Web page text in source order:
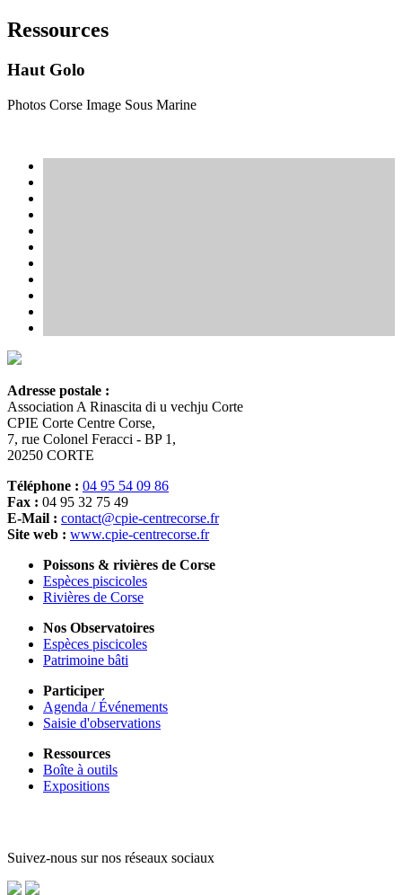
Ressources
Haut Golo
Photos Corse Image Sous Marine
Adresse postale :
Association A Rinascita di u vechju Corte
CPIE Corte Centre Corse,
7, rue Colonel Feracci - BP 1,
20250 CORTE
Téléphone : 04 95 54 09 86
Fax : 04 95 32 75 49
E-Mail : contact@cpie-centrecorse.fr
Site web : www.cpie-centrecorse.fr
Poissons & rivières de Corse
Espèces piscicoles
Rivières de Corse
Nos Observatoires
Espèces piscicoles
Patrimoine bâti
Participer
Agenda / Événements
Saisie d'observations
Ressources
Boîte à outils
Expositions
Suivez-nous sur nos réseaux sociaux